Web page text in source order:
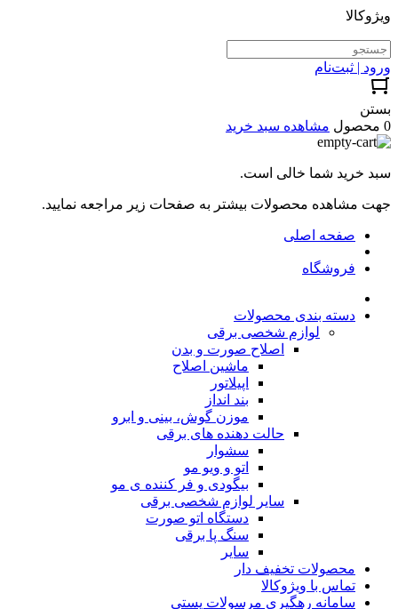
ویژوکالا
ورود | ثبت‌نام
بستن
0 محصول
مشاهده سبد خرید
سبد خرید شما خالی است.
جهت مشاهده محصولات بیشتر به صفحات زیر مراجعه نمایید.
صفحه اصلی
فروشگاه
دسته بندی محصولات
لوازم شخصی برقی
اصلاح صورت و بدن
ماشین اصلاح
اپیلاتور
بند انداز
موزن گوش، بینی و ابرو
حالت دهنده های برقی
سشوار
اتو و ویو مو
بیگودی و فر کننده ی مو
سایر لوازم شخصی برقی
دستگاه اتو صورت
سنگ پا برقی
سایر
محصولات تخفیف دار
تماس با ویژوکالا
سامانه رهگیری مرسولات پستی